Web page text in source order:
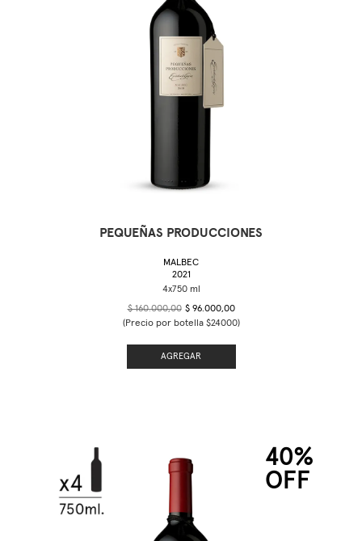
PEQUEÑAS PRODUCCIONES
MALBEC
2021
$ 160.000,00 $ 96.000,00
(Precio por botella $24000)
AGREGAR
40%
OFF